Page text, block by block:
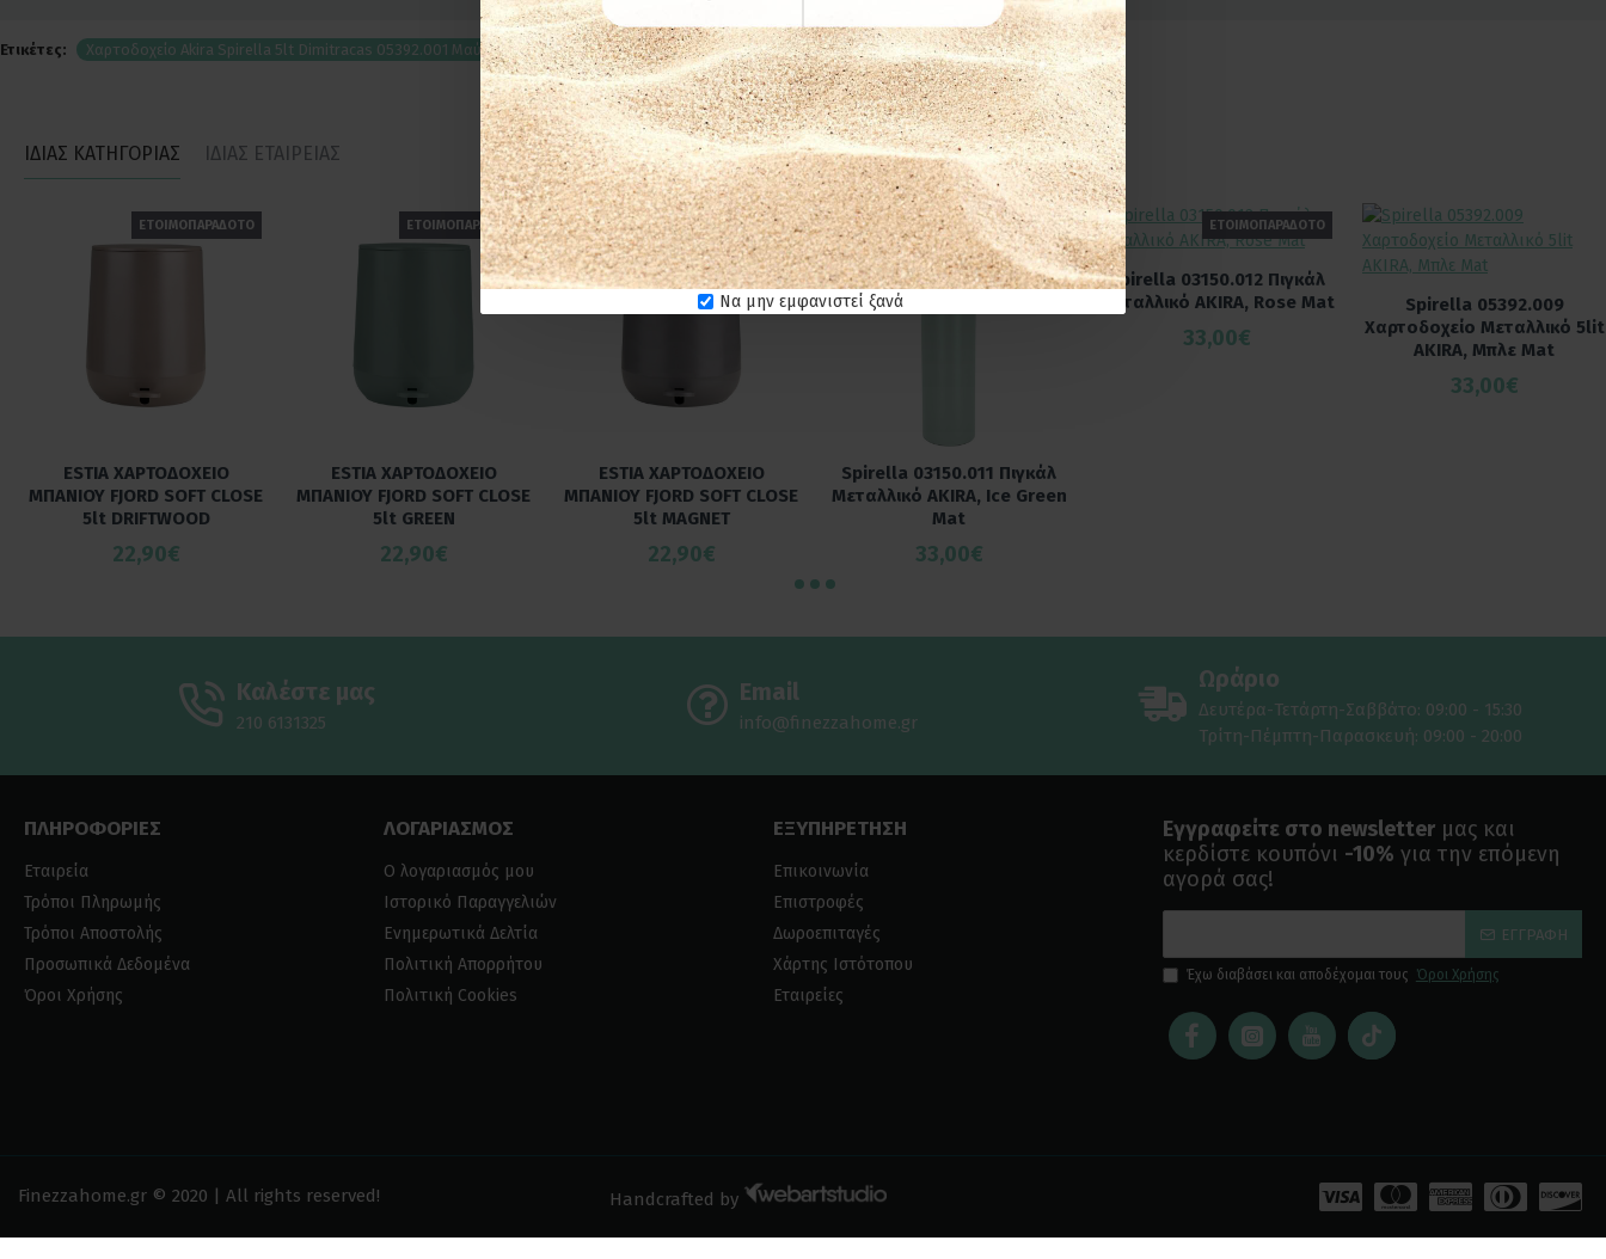
Να μην εμφανιστεί ξανά
Ετικέτες: Χαρτοδοχείο Akira Spirella 5lt Dimitracas 05392.001 Μαύρο 05392.001 Κάδοι - Πιγκάλ
ΙΔΙΑΣ ΚΑΤΗΓΟΡΙΑΣ ΙΔΙΑΣ ΕΤΑΙΡΕΙΑΣ
ΕΤΟΙΜΟΠΑΡΑΔΟΤΟ
ESTIA ΧΑΡΤΟΔΟΧΕΙΟ
ΜΠΑΝΙΟΥ FJORD SOFT CLOSE
5lt DRIFTWOOD
22,90€
ΕΤΟΙΜΟΠΑΡΑΔΟΤΟ
ESTIA ΧΑΡΤΟΔΟΧΕΙΟ
ΜΠΑΝΙΟΥ FJORD SOFT CLOSE
5lt GREEN
22,90€
ΕΤΟΙΜΟΠΑΡΑΔΟΤΟ
ESTIA ΧΑΡΤΟΔΟΧΕΙΟ
ΜΠΑΝΙΟΥ FJORD SOFT CLOSE
5lt MAGNET
22,90€
Spirella 03150.011 Πιγκάλ
Μεταλλικό AKIRA, Ice Green
Mat
33,00€
ΕΤΟΙΜΟΠΑΡΑΔΟΤΟ
Spirella 03150.012 Πιγκάλ
Μεταλλικό AKIRA, Rose Mat
33,00€
Spirella 05392.009
Χαρτοδοχείο Μεταλλικό 5lit
AKIRA, Μπλε Mat
33,00€
Καλέστε μας
210 6131325
Email
info@finezzahome.gr
Ωράριο
Δευτέρα-Τετάρτη-Σαββάτο: 09:00 - 15:30
Τρίτη-Πέμπτη-Παρασκευή: 09:00 - 20:00
ΠΛΗΡΟΦΟΡΙΕΣ
Εταιρεία
Τρόποι Πληρωμής
Τρόποι Αποστολής
Προσωπικά Δεδομένα
Όροι Χρήσης
ΛΟΓΑΡΙΑΣΜΟΣ
Ο λογαριασμός μου
Ιστορικό Παραγγελιών
Ενημερωτικά Δελτία
Πολιτική Απορρήτου
Πολιτική Cookies
ΕΞΥΠΗΡΕΤΗΣΗ
Επικοινωνία
Επιστροφές
Δωροεπιταγές
Χάρτης Ιστότοπου
Εταιρείες
Εγγραφείτε στο newsletterμας και
κερδίστε κουπόνι -10% για την επόμενη
αγορά σας!
ΕΓΓΡΑΦΉ
Έχω διαβάσει και αποδέχομαι τους Όροι Χρήσης
Finezzahome.gr © 2020 | All rights reserved! Handcrafted by